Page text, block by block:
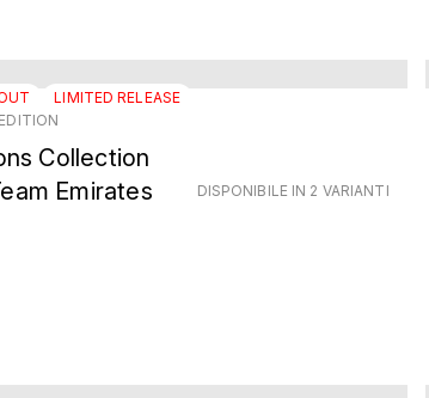
LIMITED RELEASE
Collection
Emirates
DISPONIBILE IN 2 VARIANTI